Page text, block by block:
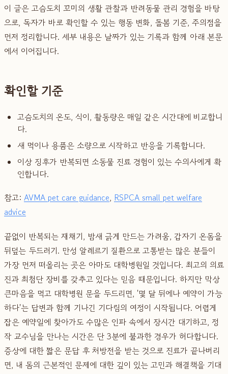
이 글은 고슴도치 꼬미의 생활 관찰과 반려동물 관리 경험을 바탕
으로, 독자가 바로 확인할 수 있는 행동 변화, 돌봄 기준, 주의점을
먼저 정리합니다. 세부 내용은 날짜가 있는 기록과 함께 아래 본문
에서 이어집니다.
확인할 기준
고슴도치의 온도, 식이, 활동량은 매일 같은 시간대에 비교합니
다.
새 먹이나 용품은 소량으로 시작하고 반응을 기록합니다.
이상 징후가 반복되면 소동물 진료 경험이 있는 수의사에게 확
인합니다.
참고: AVMA pet care guidance, RSPCA small pet welfare
advice
끝없이 반복되는 재채기, 밤새 긁게 만드는 가려움, 갑자기 온몸을
뒤덮는 두드러기. 만성 알레르기 질환으로 고통받는 많은 분들이
가장 먼저 떠올리는 곳은 아마도 대학병원일 것입니다. 최고의 의료
진과 최첨단 장비를 갖추고 있다는 믿음 때문입니다. 하지만 막상
큰마음을 먹고 대학병원 문을 두드리면, '몇 달 뒤에나 예약이 가능
하다'는 답변과 함께 기나긴 기다림의 여정이 시작됩니다. 어렵게
잡은 예약일에 찾아가도 수많은 인파 속에서 장시간 대기하고, 정
작 교수님을 만나는 시간은 단 3분에 불과한 경우가 허다합니다.
증상에 대한 짧은 문답 후 처방전을 받는 것으로 진료가 끝나버리
면, 내 몸의 근본적인 문제에 대한 깊이 있는 고민과 해결책을 기대